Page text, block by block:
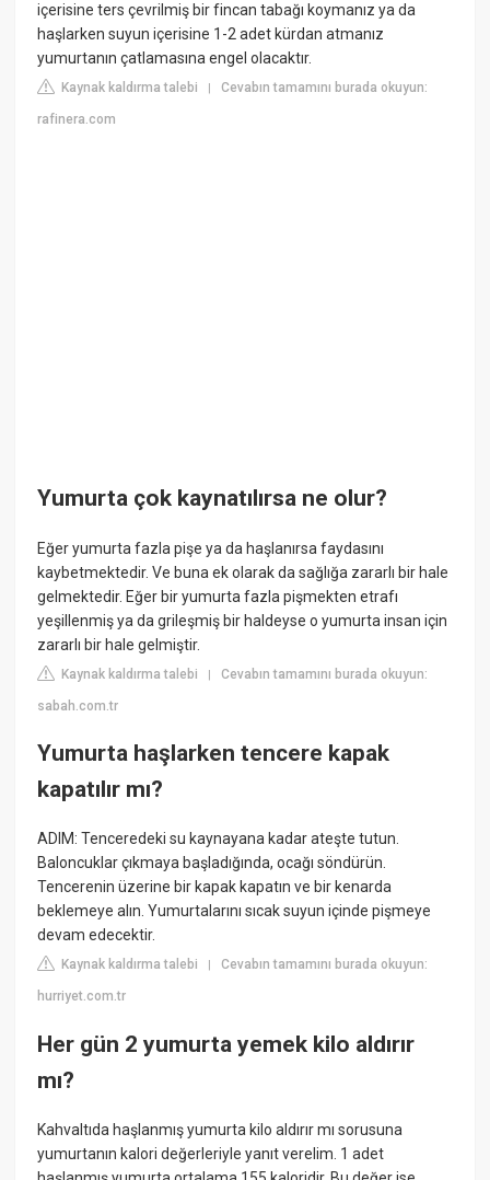
içerisine ters çevrilmiş bir fincan tabağı koymanız ya da
haşlarken suyun içerisine 1-2 adet kürdan atmanız
yumurtanın çatlamasına engel olacaktır.
Kaynak kaldırma talebi |Cevabın tamamını burada okuyun:
rafinera.com
Yumurta çok kaynatılırsa ne olur?
Eğer yumurta fazla pişe ya da haşlanırsa faydasını
kaybetmektedir. Ve buna ek olarak da sağlığa zararlı bir hale
gelmektedir. Eğer bir yumurta fazla pişmekten etrafı
yeşillenmiş ya da grileşmiş bir haldeyse o yumurta insan için
zararlı bir hale gelmiştir.
Kaynak kaldırma talebi |Cevabın tamamını burada okuyun:
sabah.com.tr
Yumurta haşlarken tencere kapak
kapatılır mı?
ADIM: Tenceredeki su kaynayana kadar ateşte tutun.
Baloncuklar çıkmaya başladığında, ocağı söndürün.
Tencerenin üzerine bir kapak kapatın ve bir kenarda
beklemeye alın. Yumurtalarını sıcak suyun içinde pişmeye
devam edecektir.
Kaynak kaldırma talebi |Cevabın tamamını burada okuyun:
hurriyet.com.tr
Her gün 2 yumurta yemek kilo aldırır
mı?
Kahvaltıda haşlanmış yumurta kilo aldırır mı sorusuna
yumurtanın kalori değerleriyle yanıt verelim. 1 adet